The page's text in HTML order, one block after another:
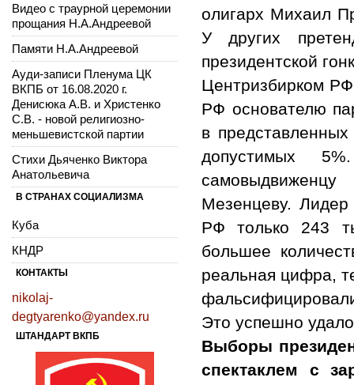
олигарх Михаил
У других
президентской
Центризбирком РФ
РФ основателю
в
допустимых
Мезенцеву.
РФ только 243
большее
реальная цифра,
Это успешно
Выборы
спектаклем с
Видео с траурной церемонии
прощания Н.А.Андреевой
Памяти Н.А.Андреевой
Ауди-записи Пленума ЦК
ВКПБ от 16.08.2020 г.
Денисюка А.В. и Христенко
С.В. - новой религиозно-
меньшевистской партии
Стихи Дьяченко Виктора
Анатольевича
В СТРАНАХ СОЦИАЛИЗМА
Куба
КНДР
КОНТАКТЫ
nikolaj-
degtyarenko@yandex.ru
ШТАНДАРТ ВКПБ